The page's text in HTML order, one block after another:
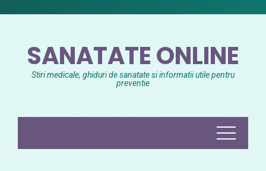
SANATATE ONLINE
Stiri medicale, ghiduri de sanatate si informatii utile pentru
preventie